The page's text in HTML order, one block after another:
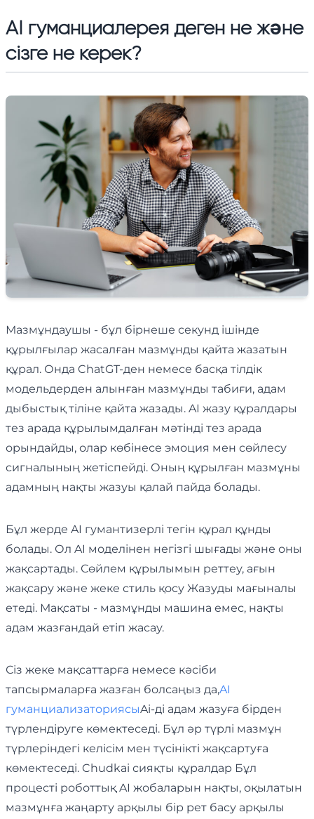
AI гуманциалерея деген не және
сізге не керек?
Мазмұндаушы - бұл бірнеше секунд ішінде
құрылғылар жасалған мазмұнды қайта жазатын
құрал. Онда ChatGT-ден немесе басқа тілдік
модельдерден алынған мазмұнды табиғи, адам
дыбыстық тіліне қайта жазады. AI жазу құралдары
тез арада құрылымдалған мәтінді тез арада
орындайды, олар көбінесе эмоция мен сөйлесу
сигналының жетіспейді. Оның құрылған мазмұны
адамның нақты жазуы қалай пайда болады.
Бұл жерде AI гумантизерлі тегін құрал құнды
болады. Ол AI моделінен негізгі шығады және оны
жақсартады. Сөйлем құрылымын реттеу, ағын
жақсару және жеке стиль қосу Жазуды мағыналы
етеді. Мақсаты - мазмұнды машина емес, нақты
адам жазғандай етіп жасау.
Сіз жеке мақсаттарға немесе кәсіби
тапсырмаларға жазған болсаңыз да,AI
гуманциализаториясыAi-ді адам жазуға бірден
түрлендіруге көмектеседі. Бұл әр түрлі мазмұн
түрлеріндегі келісім мен түсінікті жақсартуға
көмектеседі. Chudkai сияқты құралдар Бұл
процесті роботтық AI жобаларын нақты, оқылатын
мазмұнға жаңарту арқылы бір рет басу арқылы